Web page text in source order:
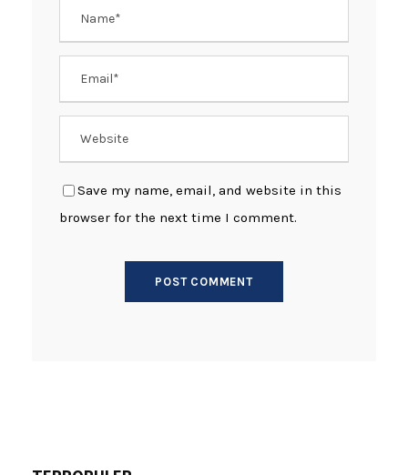
Save my name, email, and website in this
browser for the next time I comment.